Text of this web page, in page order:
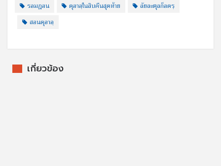
รอมฎอน ดุอาอฺในสิบคืนสุดท้าย
ลัยละตุลก็อดรฺ
สอนดุอาอฺ
เกี่ยวข้อง